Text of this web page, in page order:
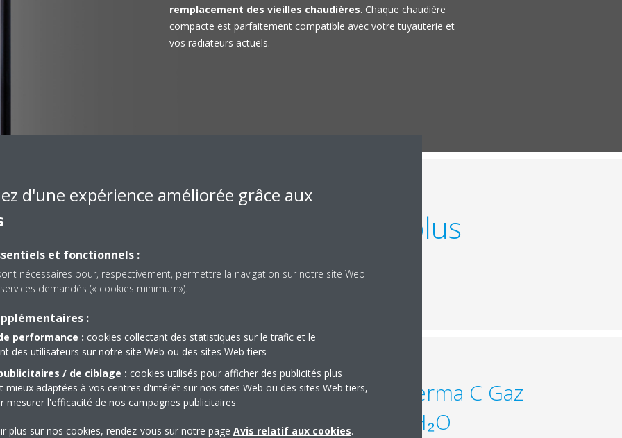
remplacement des vieilles chaudières. Chaque chaudière
compacte est parfaitement compatible avec votre tuyauterie et
vos radiateurs actuels.
à condensation au gaz les plus
populaires
Daikin Altherma C Gaz W
Daikin Altherma C Gaz
ECH₂O
d'une expérience améliorée grâce aux
et fonctionnels :
nécessaires pour, respectivement, permettre la navigation sur notre site Web
demandés (« cookies minimum»).
:
performance : cookies collectant des statistiques sur le trafic et le
des utilisateurs sur notre site Web ou des sites Web tiers
/ de ciblage : cookies utilisés pour afficher des publicités plus
mieux adaptées à vos centres d'intérêt sur nos sites Web ou des sites Web tiers,
mesurer l'efficacité de nos campagnes publicitaires
plus sur nos cookies, rendez-vous sur notre page Avis relatif aux cookies.